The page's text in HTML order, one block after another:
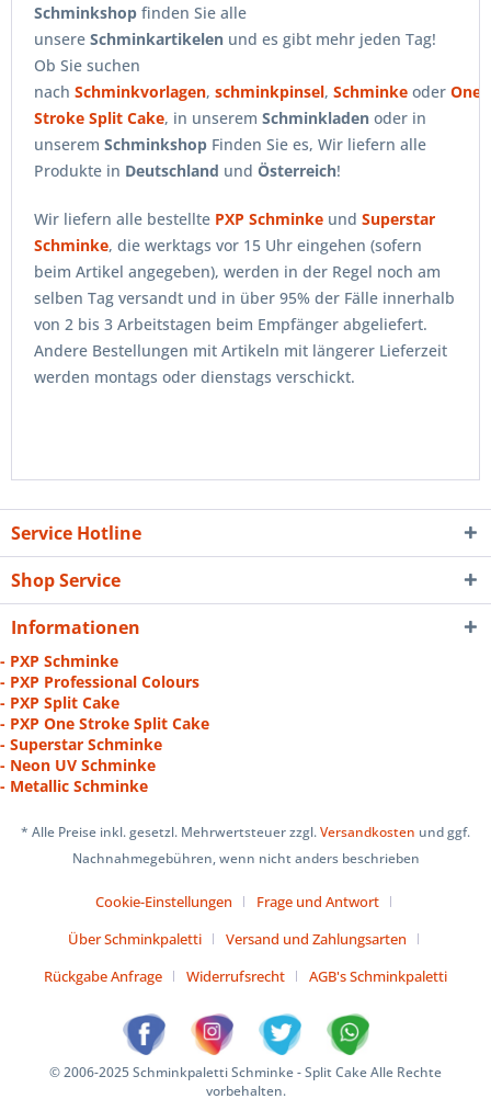
Schminkshop finden Sie alle
unsere Schminkartikelen und es gibt mehr jeden Tag!
Ob Sie suchen
nach Schminkvorlagen, schminkpinsel, Schminke oder One
Stroke Split Cake, in unserem Schminkladen oder in
unserem Schminkshop Finden Sie es, Wir liefern alle
Produkte in Deutschland und Österreich!
Wir liefern alle bestellte PXP Schminke und Superstar
Schminke, die werktags vor 15 Uhr eingehen (sofern
beim Artikel angegeben), werden in der Regel noch am
selben Tag versandt und in über 95% der Fälle innerhalb
von 2 bis 3 Arbeitstagen beim Empfänger abgeliefert.
Andere Bestellungen mit Artikeln mit längerer Lieferzeit
werden montags oder dienstags verschickt.
Service Hotline
Shop Service
Informationen
- PXP Schminke
- PXP Professional Colours
- PXP Split Cake
- PXP One Stroke Split Cake
- Superstar Schminke
- Neon UV Schminke
- Metallic Schminke
* Alle Preise inkl. gesetzl. Mehrwertsteuer zzgl.Versandkosten und ggf.
Nachnahmegebühren, wenn nicht anders beschrieben
Cookie-Einstellungen
Frage und Antwort
Über Schminkpaletti
Versand und Zahlungsarten
Rückgabe Anfrage
Widerrufsrecht AGB's Schminkpaletti
© 2006-2025 Schminkpaletti Schminke - Split Cake Alle Rechte
vorbehalten.